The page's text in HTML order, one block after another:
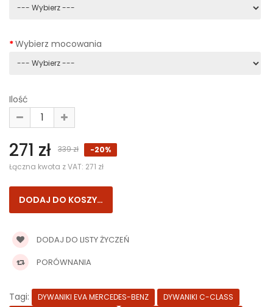
Wybierz mocowania
Ilość
271 zł 339 zł
-20%
Łączna kwota z VAT: 271 zł
DODAJ DO LISTY ŻYCZEŃ
PORÓWNANIA
Tagi: DYWANIKI EVA MERCEDES-BENZ
DYWANIKI C-CLASS